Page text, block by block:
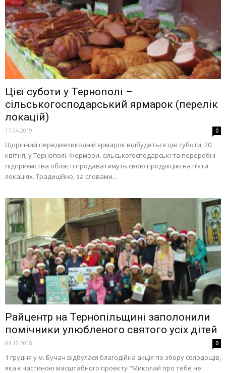
Цієї суботи у Тернополі –
сільськогосподарський ярмарок (перелік
локацій)
17.04.2019 0
Щорічний передвеликодній ярмарок відбудеться цієї суботи, 20
квітня, у Тернополі. Фермери, сільськогосподарські та переробні
підприємства області продаватимуть свою продукцію на п’яти
локаціях. Традиційно, за словами...
Райцентр на Тернопільщині заполонили
помічники улюбленого святого усіх дітей
04.12.2018 0
1 грудня у м. Бучач відбулася благодійна акція по збору солодощів,
яка є частиною масштабного проекту "Миколай про тебе не